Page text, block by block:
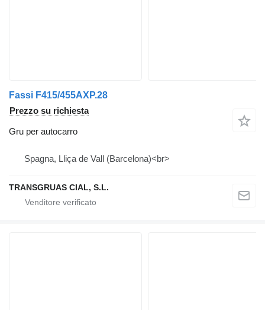
Fassi F415/455AXP.28
Prezzo su richiesta
Gru per autocarro
Spagna, Lliça de Vall (Barcelona)<br>
TRANSGRUAS CIAL, S.L.